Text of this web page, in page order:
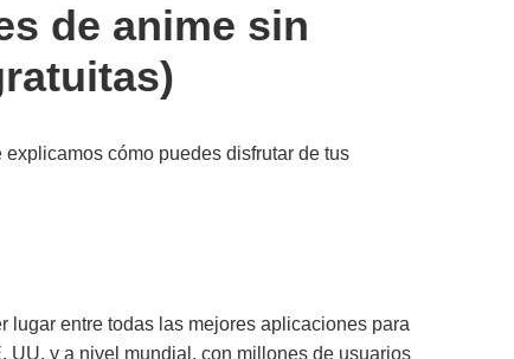
de anime sin
cómo puedes disfrutar de tus
entre todas las mejores aplicaciones para
UU. y a nivel mundial, con millones de usuarios